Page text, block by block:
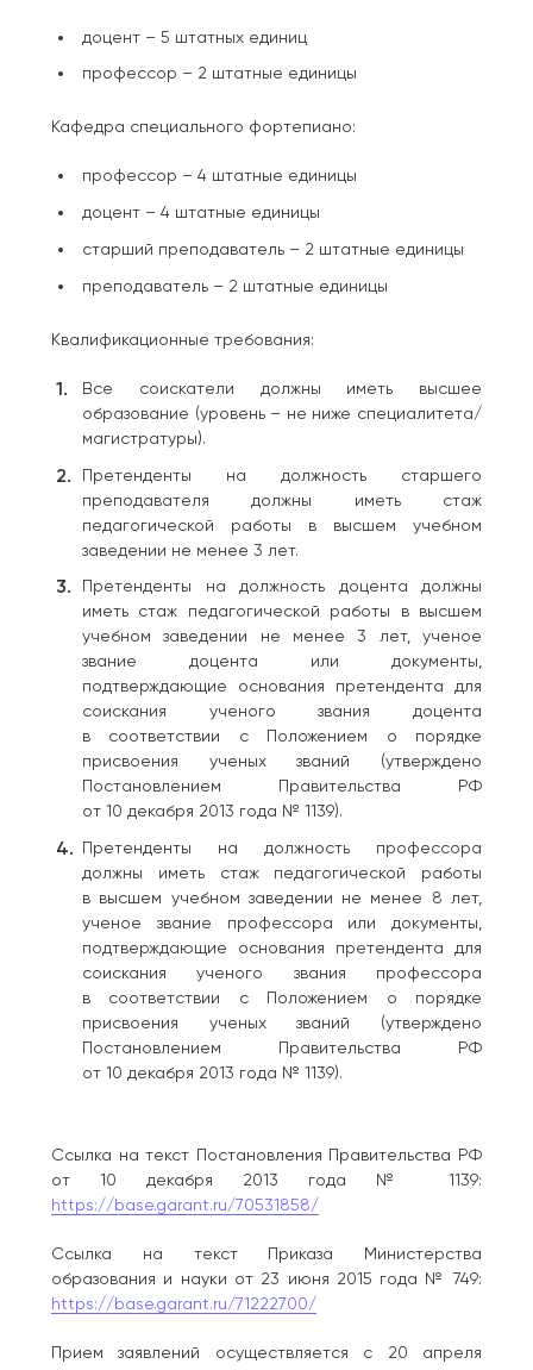
доцент – 5 штатных единиц
профессор – 2 штатные единицы
Кафедра специального фортепиано:
профессор – 4 штатные единицы
доцент – 4 штатные единицы
старший преподаватель – 2 штатные единицы
преподаватель – 2 штатные единицы
Квалификационные требования:
Все соискатели должны иметь высшее
образование (уровень – не ниже специалитета/
магистратуры).
Претенденты на должность старшего
преподавателя должны иметь стаж
педагогической работы в высшем учебном
заведении не менее 3 лет.
Претенденты на должность доцента должны
иметь стаж педагогической работы в высшем
учебном заведении не менее 3 лет, ученое
звание доцента или документы,
подтверждающие основания претендента для
соискания ученого звания доцента
в соответствии с Положением о порядке
присвоения ученых званий (утверждено
Постановлением Правительства РФ
от 10 декабря 2013 года № 1139).
Претенденты на должность профессора
должны иметь стаж педагогической работы
в высшем учебном заведении не менее 8 лет,
ученое звание профессора или документы,
подтверждающие основания претендента для
соискания ученого звания профессора
в соответствии с Положением о порядке
присвоения ученых званий (утверждено
Постановлением Правительства РФ
от 10 декабря 2013 года № 1139).
Ссылка на текст Постановления Правительства РФ
от 10 декабря 2013 года № 1139:
https://base.garant.ru/70531858/
Ссылка на текст Приказа Министерства
образования и науки от 23 июня 2015 года № 749:
https://base.garant.ru/71222700/
Прием заявлений осуществляется с 20 апреля